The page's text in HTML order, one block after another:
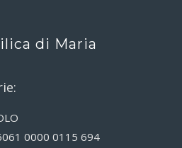
di Maria
0000 0115 694